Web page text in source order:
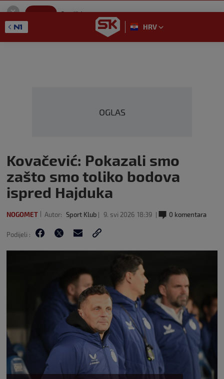
SportKlub
GET - On the Google Play
HRV
OGLAS
Kovačević: Pokazali smo
zašto smo toliko bodova
ispred Hajduka
NOGOMET Autor: Sport Klub 9. svi 2026 18:39 0 komentara
Podijeli :